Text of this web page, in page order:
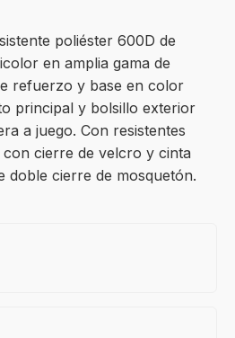
poliéster 600D de
en amplia gama de
refuerzo y base en color
principal y bolsillo exterior
a juego. Con resistentes
cierre de velcro y cinta
doble cierre de mosquetón.